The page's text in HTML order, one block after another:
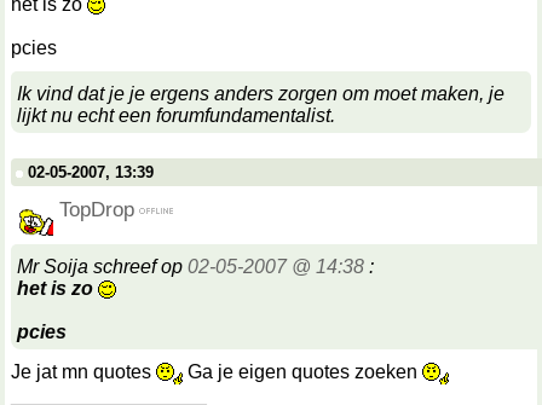
het is zo
pcies
Ik vind dat je je ergens anders zorgen om moet maken, je
lijkt nu echt een forumfundamentalist.
02-05-2007, 13:39
TopDrop
Mr Soija schreef op 02-05-2007 @ 14:38 :
het is zo
pcies
Je jat mn quotes
Ga je eigen quotes zoeken